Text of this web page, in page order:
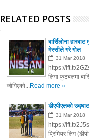
RELATED POSTS
बार्सिलोना
मेस्सीले गरे गोल
31 Mar 2018
https://ift.tt/
लिगा फुटबलमा
जोगिएको... Read more »
डीएपीएलको
31 Mar 2018
https://ift.tt/
प्रिमियर लिग